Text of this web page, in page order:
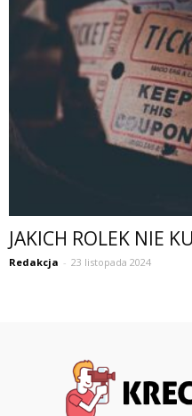
JAKICH ROLEK NIE
Redakcja - 23 listopada 2024